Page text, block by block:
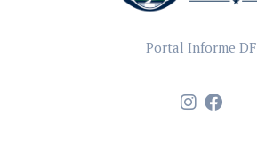
Portal Informe DF